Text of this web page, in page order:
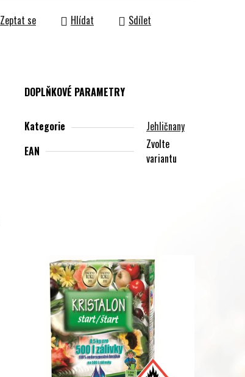
Zeptat se Hlídat Sdílet
DOPLŇKOVÉ PARAMETRY
Kategorie
Jehličnany
EAN
Zvolte
variantu